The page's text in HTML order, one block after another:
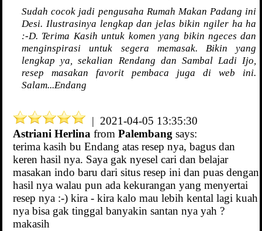
Sudah cocok jadi pengusaha Rumah Makan Padang ini
Desi. Ilustrasinya lengkap dan jelas bikin ngiler ha ha
:-D. Terima Kasih untuk komen yang bikin ngeces dan
menginspirasi untuk segera memasak. Bikin yang
lengkap ya, sekalian Rendang dan Sambal Ladi Ijo,
resep masakan favorit pembaca juga di web ini.
Salam...Endang
| 2021-04-05 13:35:30
Astriani Herlina from Palembang says:
terima kasih bu Endang atas resep nya, bagus dan
keren hasil nya. Saya gak nyesel cari dan belajar
masakan indo baru dari situs resep ini dan puas dengan
hasil nya walau pun ada kekurangan yang menyertai
resep nya :-) kira - kira kalo mau lebih kental lagi kuah
nya bisa gak tinggal banyakin santan nya yah ?
makasih